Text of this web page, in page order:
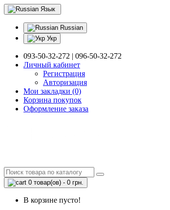
Язык
Russian
Укр
093-50-32-272 | 096-50-32-272
Личный кабинет
Регистрация
Авторизация
Мои закладки (0)
Корзина покупок
Оформление заказа
0 товар(ов) - 0 грн.
В корзине пусто!